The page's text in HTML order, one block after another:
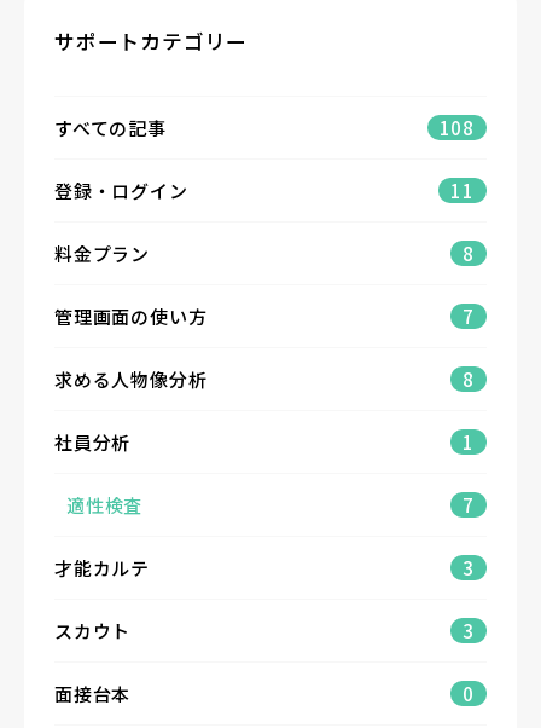
サポートカテゴリー
すべての記事 108
登録・ログイン 11
料金プラン 8
管理画面の使い方 7
求める人物像分析 8
社員分析 1
適性検査 7
才能カルテ 3
スカウト 3
面接台本 0